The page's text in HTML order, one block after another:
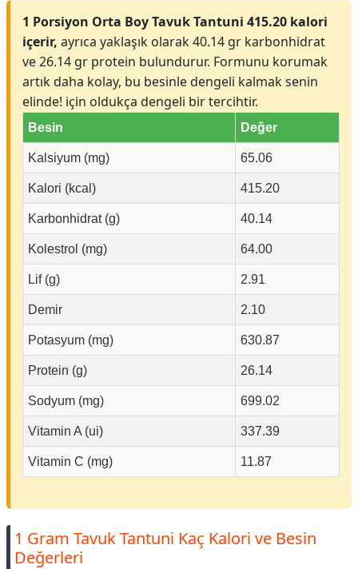
1 Porsiyon Orta Boy Tavuk Tantuni 415.20 kalori
içerir, ayrıca yaklaşık olarak 40.14 gr karbonhidrat
ve 26.14 gr protein bulundurur. Formunu korumak
artık daha kolay, bu besinle dengeli kalmak senin
elinde! için oldukça dengeli bir tercihtir.
Besin Değer
Kalsiyum (mg) 65.06
Kalori (kcal) 415.20
Karbonhidrat (g) 40.14
Kolestrol (mg) 64.00
Lif (g) 2.91
Demir 2.10
Potasyum (mg) 630.87
Protein (g) 26.14
Sodyum (mg) 699.02
Vitamin A (ui) 337.39
Vitamin C (mg) 11.87
1 Gram Tavuk Tantuni Kaç Kalori ve Besin
Değerleri